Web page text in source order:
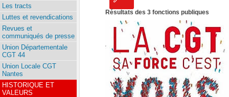
Résultats des 3 fonctions publiques
Les tracts
Luttes et revendications
Revues et
communiqués de presse
Union Départementale
CGT 44
Union Locale CGT
Nantes
HISTORIQUE ET
VALEURS